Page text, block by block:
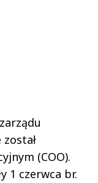
(COO).
1 czerwca br.